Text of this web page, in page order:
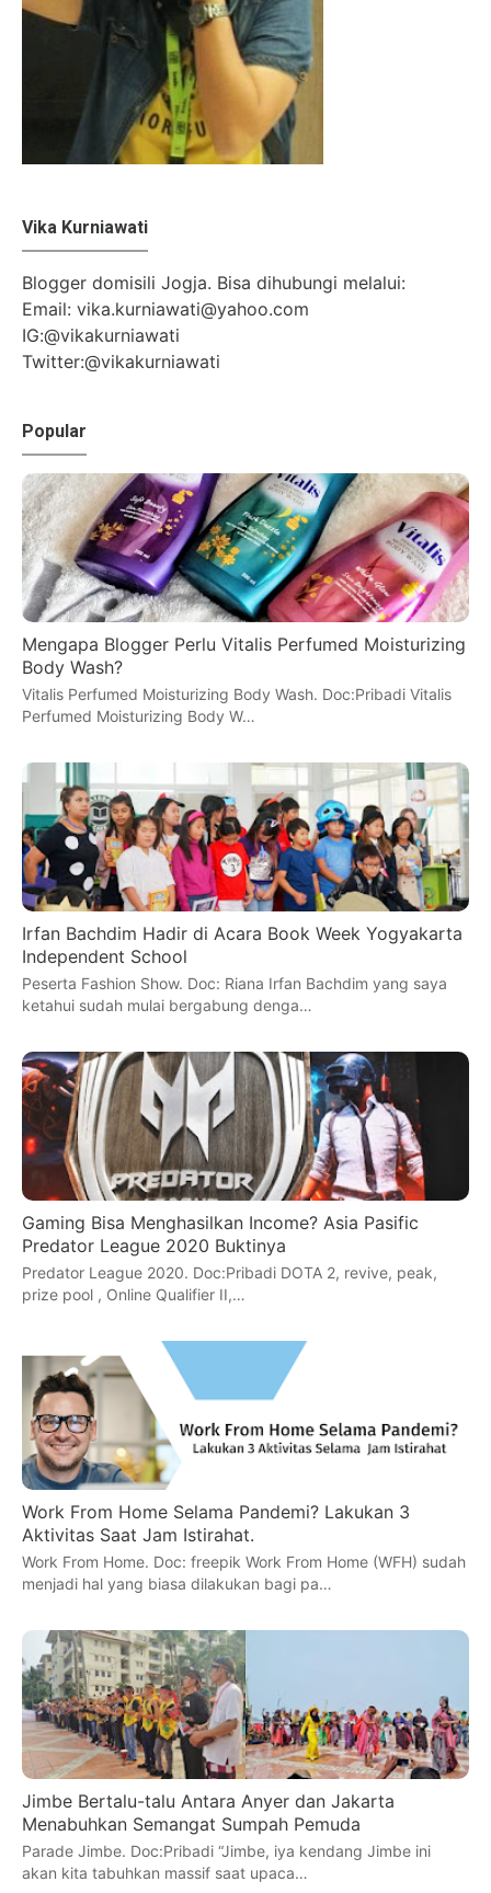
Vika Kurniawati
Blogger domisili Jogja. Bisa dihubungi melalui:
Email: vika.kurniawati@yahoo.com
IG:@vikakurniawati
Twitter:@vikakurniawati
Popular
Mengapa Blogger Perlu Vitalis Perfumed Moisturizing
Body Wash?
Vitalis Perfumed Moisturizing Body Wash. Doc:Pribadi Vitalis
Perfumed Moisturizing Body W…
Irfan Bachdim Hadir di Acara Book Week Yogyakarta
Independent School
Peserta Fashion Show. Doc: Riana Irfan Bachdim yang saya
ketahui sudah mulai bergabung denga…
Gaming Bisa Menghasilkan Income? Asia Pasific
Predator League 2020 Buktinya
Predator League 2020. Doc:Pribadi DOTA 2, revive, peak,
prize pool , Online Qualifier II,…
Work From Home Selama Pandemi? Lakukan 3
Aktivitas Saat Jam Istirahat.
Work From Home. Doc: freepik Work From Home (WFH) sudah
menjadi hal yang biasa dilakukan bagi pa…
Jimbe Bertalu-talu Antara Anyer dan Jakarta
Menabuhkan Semangat Sumpah Pemuda
Parade Jimbe. Doc:Pribadi “Jimbe, iya kendang Jimbe ini
akan kita tabuhkan massif saat upaca…